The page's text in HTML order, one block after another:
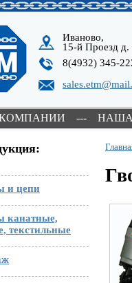
Иваново,
15-й Проезд д.
8(4932) 345-
--- НАША
и цепи
канатные,
текстильные